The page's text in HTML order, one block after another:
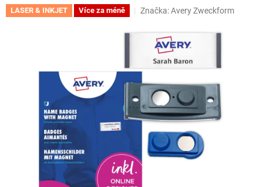
LASER & INKJET Více za méně Značka:Avery Zweckform